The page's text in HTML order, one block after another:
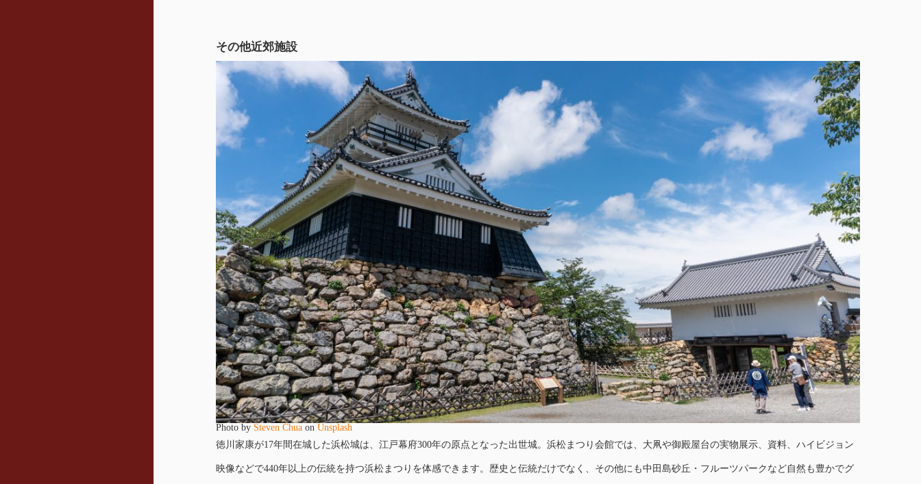
その他近郊施設
Photo by Steven Chuaon Unsplash
徳川家康が17年間在城した浜松城は、江戸幕府300年の原点となった出世城。浜松まつり会館では、大凧や御殿屋台の実物展示、資料、ハイビジョン
映像などで440年以上の伝統を持つ浜松まつりを体感できます。歴史と伝統だけでなく、その他にも中田島砂丘・フルーツパークなど自然も豊かでグ